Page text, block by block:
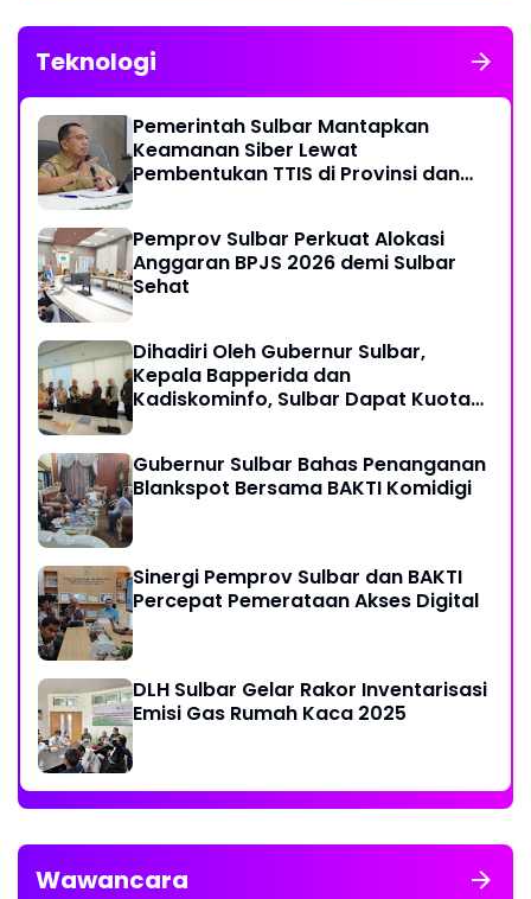
Teknologi
Pemerintah Sulbar Mantapkan
Keamanan Siber Lewat
Pembentukan TTIS di Provinsi dan
Pemprov Sulbar Perkuat Alokasi
Anggaran BPJS 2026 demi Sulbar
Sehat
Dihadiri Oleh Gubernur Sulbar,
Kepala Bapperida dan
Kadiskominfo, Sulbar Dapat Kuota
Gubernur Sulbar Bahas Penanganan
Blankspot Bersama BAKTI Komidigi
Sinergi Pemprov Sulbar dan BAKTI
Percepat Pemerataan Akses Digital
DLH Sulbar Gelar Rakor Inventarisasi
Emisi Gas Rumah Kaca 2025
Wawancara